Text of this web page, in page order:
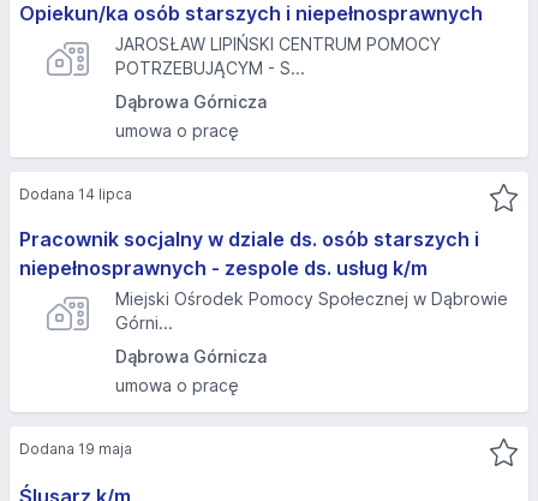
Opiekun/ka osób starszych i niepełnosprawnych
JAROSŁAW LIPIŃSKI CENTRUM POMOCY
POTRZEBUJĄCYM - S...
Dąbrowa Górnicza
umowa o pracę
Pracownik socjalny w dziale ds. osób starszych i
niepełnosprawnych - zespole ds. usług k/m
Miejski Ośrodek Pomocy Społecznej w Dąbrowie
Górni...
Dąbrowa Górnicza
umowa o pracę
Dodana 14 lipca
Ślusarz k/m
Dodana 19 maja